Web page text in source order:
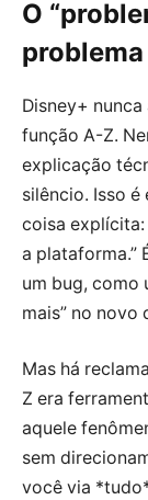
O
problema
Disney+
função A-Z.
explicação
silêncio. Isso
coisa
a plataforma.”
um bug, como
mais” no novo
Mas há
Z era
aquele
sem
você via